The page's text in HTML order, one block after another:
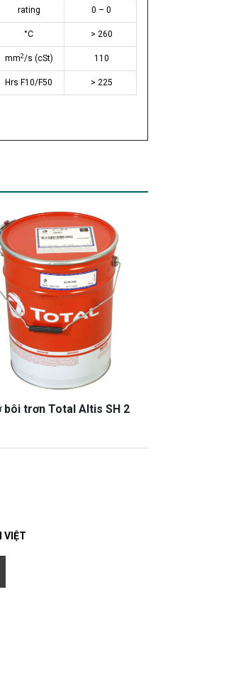
rating 0 – 0
°C > 260
mm2/s (cSt) 110
Hrs F10/F50 > 225
bôi trơn Total Altis SH 2
VIỆT